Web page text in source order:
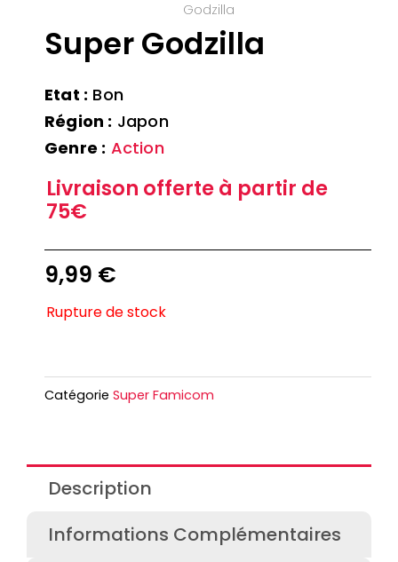
Godzilla
Super Godzilla
Etat : Bon
Région : Japon
Genre : Action
Livraison offerte à partir de
75€
9,99 €
Rupture de stock
Catégorie Super Famicom
Description
Informations Complémentaires